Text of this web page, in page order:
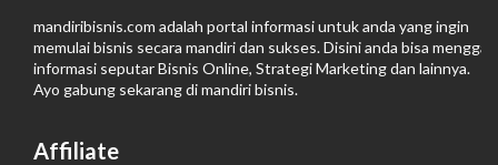
mandiribisnis.com adalah portal informasi untuk anda yang ingin
memulai bisnis secara mandiri dan sukses. Disini anda bisa menggali
informasi seputar Bisnis Online, Strategi Marketing dan lainnya.
Ayo gabung sekarang dimandiri bisnis.
Affiliate